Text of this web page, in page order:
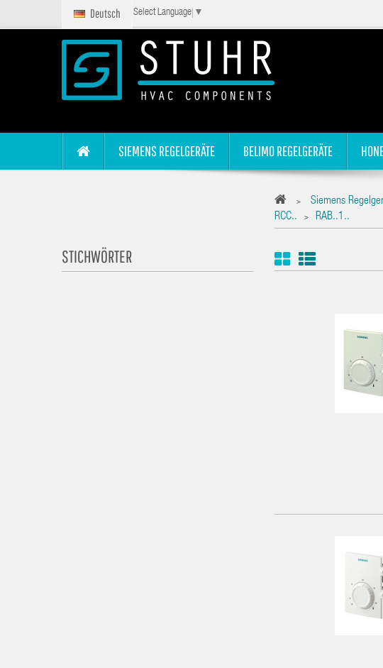
Deutsch Select Language ▼
SIEMENS REGELGERÄTE BELIMO REGELGERÄTE
STICHWÖRTER
> Siemens
RCC..
> RAB..1..